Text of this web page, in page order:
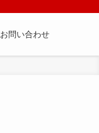
お問い合わせ